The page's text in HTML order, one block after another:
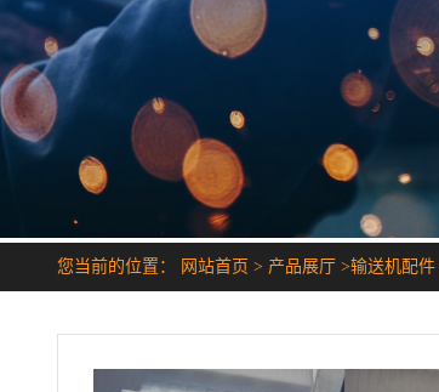
您当前的位置： 网站首页 > 产品展厅 >输送机配件